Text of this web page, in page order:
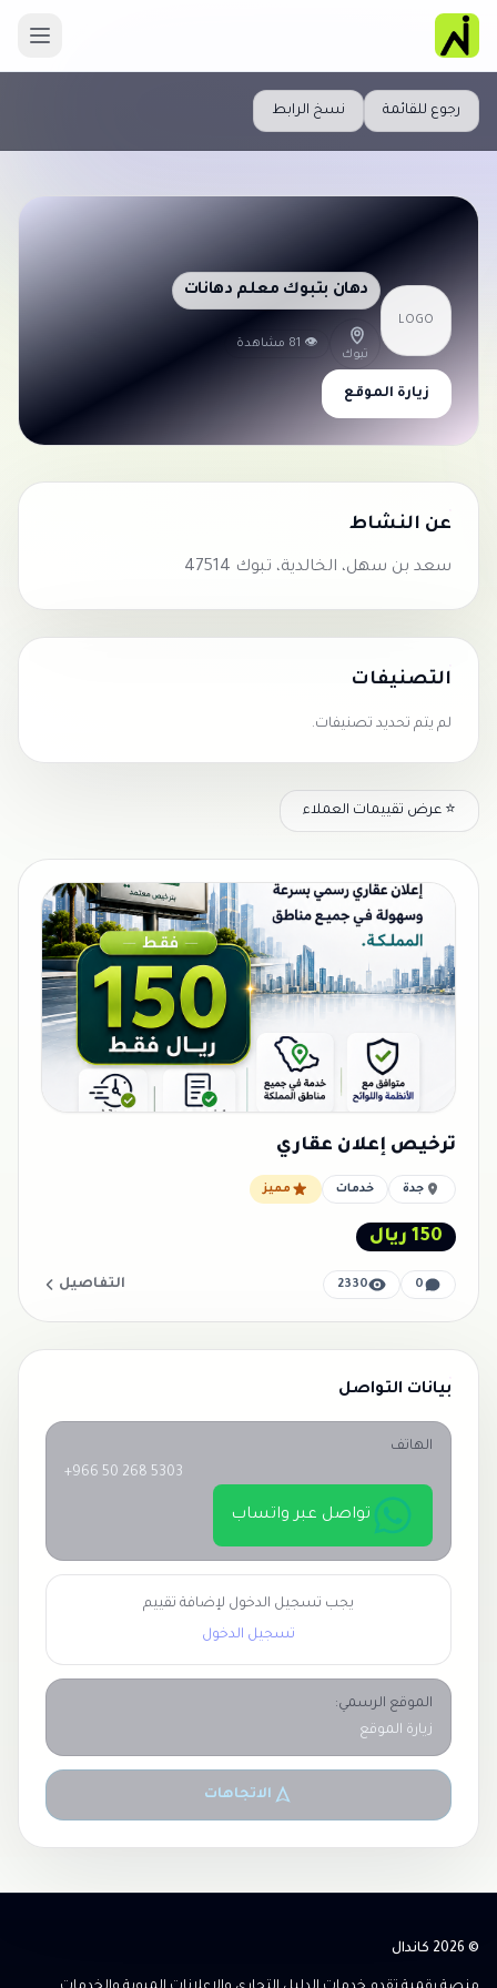
رجوع للقائمة نسخ الرابط
LOGO
دهان بتبوك معلم دهانات
تبوك
👁 81 مشاهدة
زيارة الموقع
عن النشاط
سعد بن سهل، الخالدية، تبوك 47514
التصنيفات
لم يتم تحديد تصنيفات.
⭐ عرض تقييمات العملاء
ترخيص إعلان عقاري
جدة خدمات مميز
150 ريال
0
2330 التفاصيل
بيانات التواصل
الهاتف
+966 50 268 5303
تواصل عبر واتساب
يجب تسجيل الدخول لإضافة تقييم
تسجيل الدخول
الموقع الرسمي:
زيارة الموقع
الاتجاهات
© 2026 كاندال